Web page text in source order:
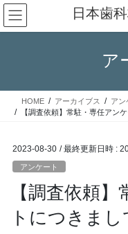
コ
ン
テ
ス
ナ
ビ
ゲ
ン
日本歯
ア
HOME アーカイブス
アン
【調査依頼】常駐・専任アン
2023-08-30 / 最終更新日時 :
アンケート
【調査依頼
トにつきまし